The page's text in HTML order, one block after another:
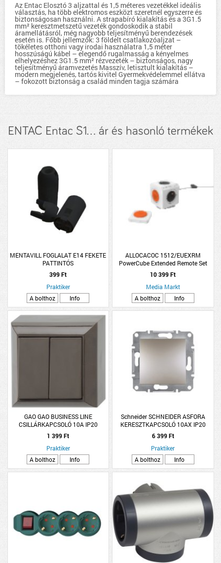
Az Entac Elosztó 3 aljzattal és 1,5 méteres vezetékkel ideális
választás, ha több elektromos eszközt szeretnél egyszerre és
biztonságosan használni. A strapabíró kialakítás és a 3G1.5
mm² keresztmetszetű vezeték gondoskodik a stabil
áramellátásról, még nagyobb teljesítményű berendezések
esetén is. Főbb jellemzők: 3 földelt csatlakozóaljzat –
tökéletes otthoni vagy irodai használatra 1,5 méter
hosszúságú kábel – elegendő rugalmasság a kényelmes
elhelyezéshez 3G1.5 mm² rézvezeték – biztonságos, nagy
teljesítményű áramvezetés Masszív, letisztult kialakítás –
modern megjelenés, tartós kivitel Gyermekvédelemmel ellátva
– fokozott biztonság a család minden tagja számára
ENTAC Entac S1... ár és hasonló termékek
MENTAVILL FOGLALAT E14 FEKETE
PATTINTÓS
399 Ft
Praktiker
A bolthoz
Info
ALLOCACOC 1512/EUEXRM
PowerCube Extended Remote Set
hálózati hosszabbító, 4
dugalj,kapcsoló,1,5m,feh-narancs
10 399 Ft
Media Markt
A bolthoz
Info
GAO GAO BUSINESS LINE
CSILLÁRKAPCSOLÓ 10A IP20
BARNA
1 399 Ft
Praktiker
A bolthoz
Info
Schneider SCHNEIDER ASFORA
KERESZTKAPCSOLÓ 10AX IP20
BRONZ
6 399 Ft
Praktiker
A bolthoz
Info